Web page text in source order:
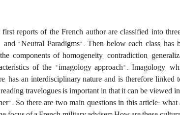
reports of the French author are classified into
"Neutral Paradigms". Then below each class, has
components of homogeneity, contradiction,
of the "imagology approach". Imagology,
has an interdisciplinary nature and is therefore linked
travelogues is important in that it can be viewed
So there are two main questions in this article: